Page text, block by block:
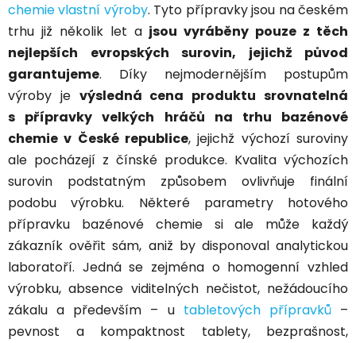
chemie vlastní výroby. Tyto přípravky jsou na českém
trhu již několik let a jsou vyráběny pouze z těch
nejlepších evropských surovin, jejichž původ
garantujeme. Díky nejmodernějším postupům
výroby je výsledná cena produktu srovnatelná
s přípravky velkých hráčů na trhu bazénové
chemie v České republice, jejichž výchozí suroviny
ale pocházejí z čínské produkce. Kvalita výchozích
surovin podstatným způsobem ovlivňuje finální
podobu výrobku. Některé parametry hotového
přípravku bazénové chemie si ale může každý
zákazník ověřit sám, aniž by disponoval analytickou
laboratoří. Jedná se zejména o homogenní vzhled
výrobku, absence viditelných nečistot, nežádoucího
zákalu a především – u tabletových přípravků–
pevnost a kompaktnost tablety, bezprašnost,